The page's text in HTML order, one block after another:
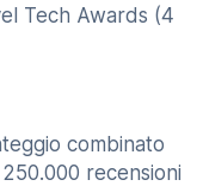
Tech Awards (4
combinato
recensioni